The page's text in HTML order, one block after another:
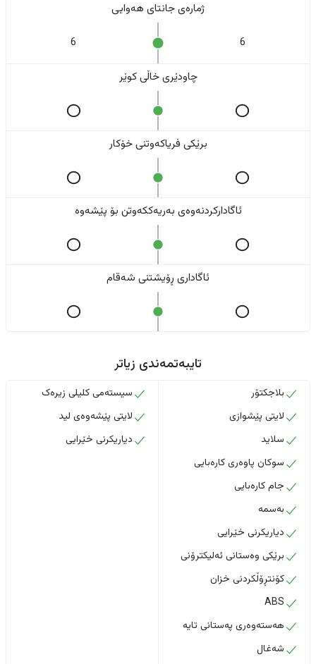
ژمارەی جانتای هەوایی
6
6
چاودێری خاڵی کوێر
برێکی فریاکەوتنی خۆکار
ئاگادارکردنەوەی بەریەککەوتن بۆ پێشەوە
ئاگاداری ڕۆیشتنی شەقام
تایبەتمەندی زیاتر
بلاجکتۆر
لایتی پێشوازی
سلاید
سوکان پاوەری کارەبایی
جام کارەبایی
بەسمە
دیاریکرنی خێرایی
برێکی وەستانی ئەلیکترۆنی
کۆنتڕۆڵکردنی خزان
ABS
هەستەوەری پەستانی تایە
شەغال
سیستەمی کلیلی زیرەک
لایتی پێشەوەی لید
دیاریکرنی خێرایی